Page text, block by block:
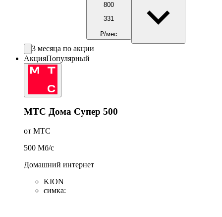
800
331
₽/мес
3 месяца по акции
АкцияПопулярный
МТС Дома Супер 500
от МТС
500 Мб/c
Домашний интернет
KION
симка: